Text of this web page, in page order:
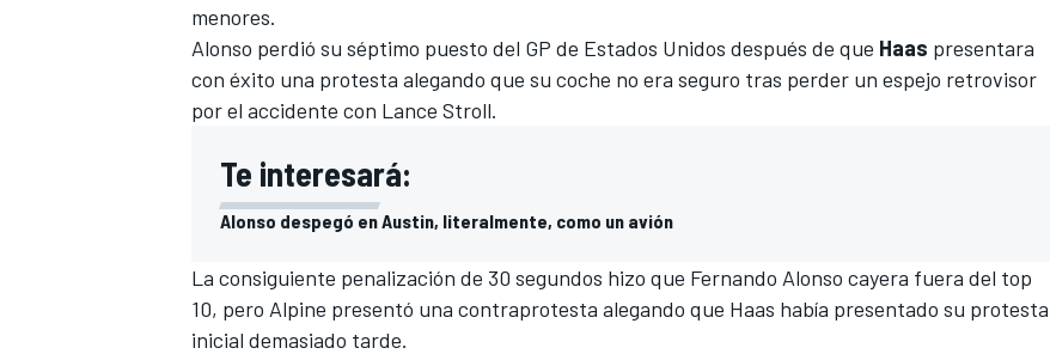
menores.
Alonso perdió su séptimo puesto del GP de Estados Unidos después de que Haas presentara
con éxito una protesta alegando que su coche no era seguro tras perder un espejo retrovisor
por el accidente con Lance Stroll.
Te interesará:
Alonso despegó en Austin, literalmente, como un avión
La consiguiente penalización de 30 segundos hizo que Fernando Alonso cayera fuera del top
10, pero Alpine presentó una contraprotesta alegando que Haas había presentado su protesta
inicial demasiado tarde.